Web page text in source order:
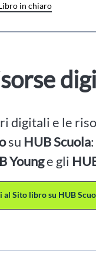
in chiaro
digitali e le
su HUB Scuola
Younge gli
al Sito libro su HUB